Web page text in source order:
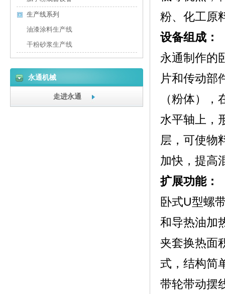
粉、化工原
设备组成：
永通制作的
片和传动部
（粉体）
水平轴上，
层，可使物
加快，提高
扩展功能：
卧式U型螺
和导热油加
夹套换热面
式，结构简
带轮带动摆
生产线系列
油漆涂料生产线
干粉砂浆生产线
永通机械
走进永通